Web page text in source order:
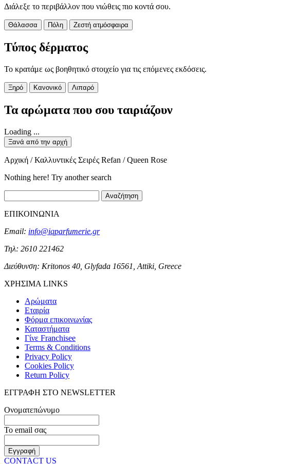
Διάλεξε το περιβάλλον που νιώθεις πιο κοντά σου.
Θάλασσα Πόλη Ζεστή ατμόσφαιρα
Τύπος δέρματος
Το κρατάμε ως βοηθητικό στοιχείο για τις επόμενες εκδόσεις.
Ξηρό Κανονικό Λιπαρό
Τα αρώματα που σου ταιριάζουν
Loading ...
Ξανά από την αρχή
Αρχική / Καλλυντικές Σειρές Refan / Queen Rose
Nothing here! Try another search
Αναζήτηση
ΕΠΙΚΟΙΝΩΝΙΑ
Email: info@iqparfumerie.gr
Τηλ: 2610 221462
Διεύθυνση: Kritonos 40, Glyfada 16561, Attiki, Greece
ΧΡΗΣΙΜΑ LINKS
Αρώματα
Εταιρία
Φόρμα επικοινωνίας
Καταστήματα
Γίνε Franchisee
Terms & Conditions
Privacy Policy
Cookies Policy
Return Policy
ΕΓΓΡΑΦΗ ΣΤΟ NEWSLETTER
Ονοματεπώνυμο
Το email σας
CONTACT US